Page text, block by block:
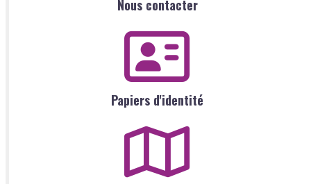
Nous contacter
Papiers d'identité